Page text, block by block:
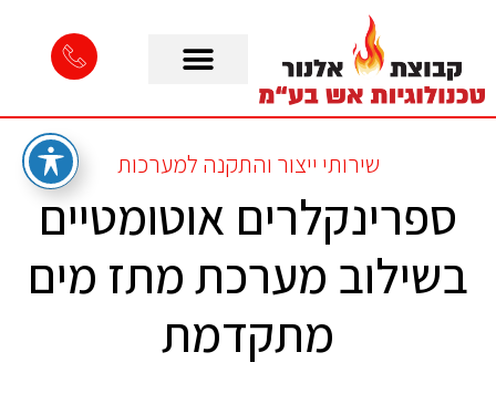
שירותי ייצור והתקנה למערכות
ספרינקלרים אוטומטיים
בשילוב מערכת מתז מים
מתקדמת